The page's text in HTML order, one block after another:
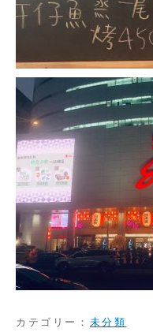
カテゴリー： 未分類